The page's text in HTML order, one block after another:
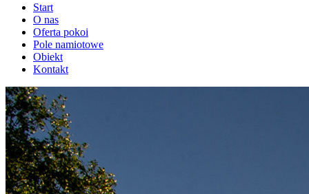
Start
O nas
Oferta pokoi
Pole namiotowe
Obiekt
Kontakt